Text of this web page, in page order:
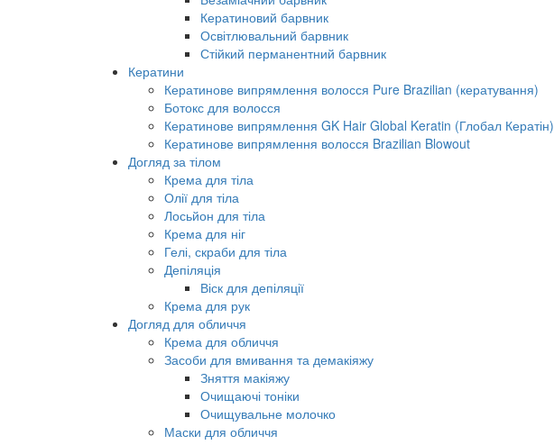
Кератиновий барвник
Освітлювальний барвник
Стійкий перманентний барвник
Кератини
Кератинове випрямлення волосся Pure Brazilian (кератування)
Ботокс для волосся
Кератинове випрямлення GK Hair Global Keratin (Глобал Кератін)
Кератинове випрямлення волосся Brazilian Blowout
Догляд за тілом
Крема для тіла
Олії для тіла
Лосьйон для тіла
Крема для ніг
Гелі, скраби для тіла
Депіляція
Віск для депіляції
Крема для рук
Догляд для обличчя
Крема для обличчя
Засоби для вмивання та демакіяжу
Зняття макіяжу
Очищаючі тоніки
Очищувальне молочко
Маски для обличчя